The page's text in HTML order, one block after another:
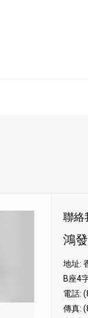
聯絡
鴻
地址:
B座4
電話:
傳真: